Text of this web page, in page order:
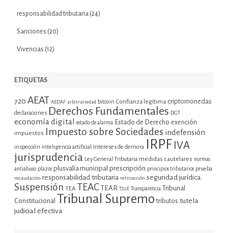
responsabilidad tributaria (24)
Sanciones (20)
Vivencias (12)
ETIQUETAS
720 AEAT AEDAF arbitrariedad bitcoin Confianza legítima criptomonedas
declaraciones Derechos Fundamentales DGT
economía digital estado de alarma Estado de Derecho exención
impuestos Impuesto sobre Sociedades indefensión
inspección inteligencia artificial Intereses de demora IRPF IVA
jurisprudencia Ley General Tributaria medidas cautelares normas
antiabuso plazos plusvalía municipal prescripción principios tributarios prueba
recaudación responsabilidad tributaria retroacción seguridad jurídica
Suspensión TEA TEAC TEAR TJUE Transparencia Tribunal
Constitucional Tribunal Supremo tributos tutela
judicial efectiva